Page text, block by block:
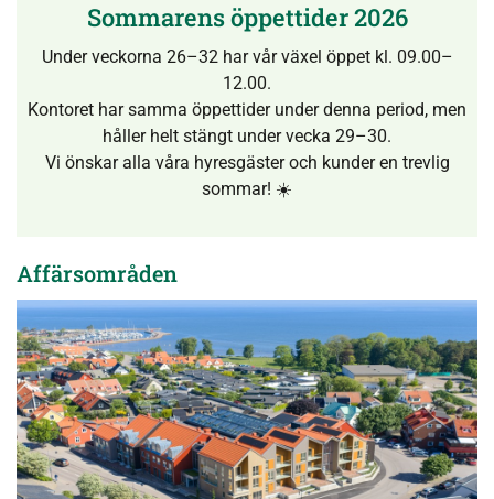
Sommarens öppettider 2026
Under veckorna 26–32 har vår växel öppet kl. 09.00–
12.00.
Kontoret har samma öppettider under denna period, men
håller helt stängt under vecka 29–30.
Vi önskar alla våra hyresgäster och kunder en trevlig
sommar! ☀️
Affärsområden